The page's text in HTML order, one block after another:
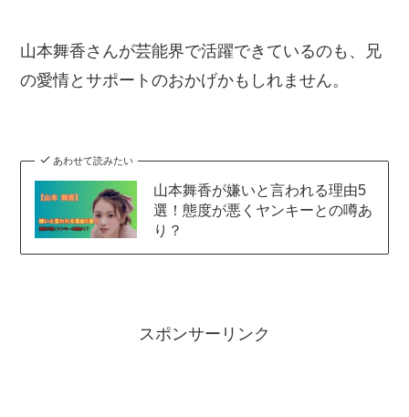
山本舞香さんが芸能界で活躍できているのも、兄
の愛情とサポートのおかげかもしれません。
あわせて読みたい
山本舞香が嫌いと言われる理由5
選！態度が悪くヤンキーとの噂あ
り？
スポンサーリンク